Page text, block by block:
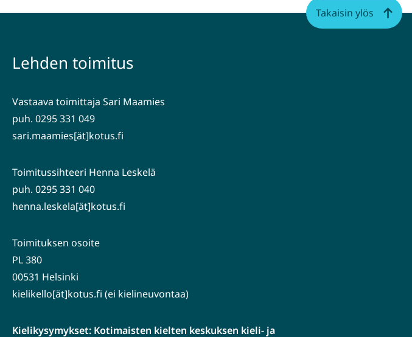
Lehden toimitus
Vastaava toimittaja Sari Maamies
puh. 0295 331 049
sari.maamies[ät]kotus.fi
Toimitussihteeri Henna Leskelä
puh. 0295 331 040
henna.leskela[ät]kotus.fi
Toimituksen osoite
PL 380
00531 Helsinki
kielikello[ät]kotus.fi (ei kielineuvontaa)
Kielikysymykset: Kotimaisten kielten keskuksen kieli- ja
Takaisin ylös